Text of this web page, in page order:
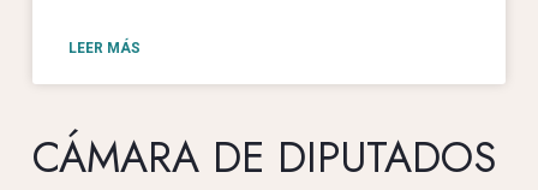
LEER MÁS
CÁMARA DE DIPUTADOS